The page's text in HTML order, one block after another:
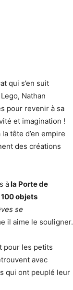
qui s’en suit
Nathan
pour revenir à sa
et imagination !
tête d’en empire
des créations
àla Porte de
100 objets
se
il aime le souligner.
pour les petits
avec
qui ont peuplé leur